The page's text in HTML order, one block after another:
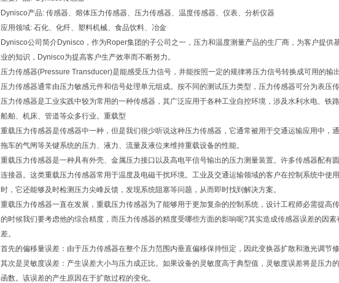
Dynisco产品: 传感器、熔体压力传感器、压力传感器、温度传感器、仪表、分析仪器
应用领域: 石化、化纤、塑料机械、食品饮料、冶金
Dynisco公司简介Dynisco，作为Roper集团的子公司之一，压力和温度测量产品的生厂商，为客户提
业的知识，Dynisco为提高客户生产效率而不断努力。
压力传感器(Pressure Transducer)是能感受压力信号，并能按照一定的规律将压力信号转换成可用的输
压力传感器通常由压力敏感元件和信号处理单元组成。按不同的测试压力类型，压力传感器可分为表压
压力传感器是工业实践中较为常用的一种传感器，其广泛应用于各种工业自控环境，涉及水利水电、铁
船舶、机床、管道等众多行业。重载型
重载压力传感器是传感器中一种，但是我们很少听说这种压力传感器，它通常被用于交通运输应用中，
拖车的气闸等关键系统的压力、液力、流量及液位来维持重载设备的性能。
重载压力传感器是一种具有外壳、金属压力接口以及高电平信号输出的压力测量装置。许多传感器配
连接器。这类重载压力传感器常用于温度及电磁干扰环境。工业及交通运输领域的客户在控制系统中使
时，它还能够及时检测压力尖峰反馈，发现系统阻塞等问题，从而即时找到解决方案。
重载压力传感器一直在发展，重载压力传感器为了能够用于更加复杂的控制系统，设计工程师必需提
的时候我们要考虑他的综合精度，而压力传感器的精度受哪些方面的影响呢?其实造成传感器误差的因
差。
首先的偏移量误差：由于压力传感器在整个压力范围内垂直偏移保持恒定，因此变换器扩散和激光调节
其次是灵敏度误差：产生误差大小与压力成正比。如果设备的灵敏度高于典型值，灵敏度误差将是压
函数。该误差的产生原因在于扩散过程的变化。